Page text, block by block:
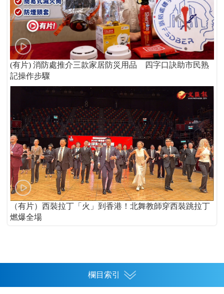
(有片) 消防處推介三款家居防災用品 四字口訣助市民熟
記操作步驟
（有片）西裝拉丁「火」到香港！北舞教師穿西裝跳拉丁
燃爆全場
欄目索引